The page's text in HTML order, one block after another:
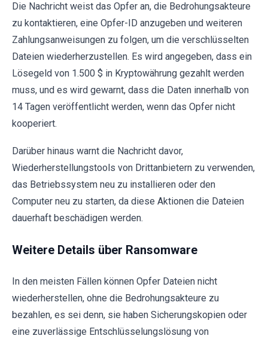
Die Nachricht weist das Opfer an, die Bedrohungsakteure
zu kontaktieren, eine Opfer-ID anzugeben und weiteren
Zahlungsanweisungen zu folgen, um die verschlüsselten
Dateien wiederherzustellen. Es wird angegeben, dass ein
Lösegeld von 1.500 $ in Kryptowährung gezahlt werden
muss, und es wird gewarnt, dass die Daten innerhalb von
14 Tagen veröffentlicht werden, wenn das Opfer nicht
kooperiert.
Darüber hinaus warnt die Nachricht davor,
Wiederherstellungstools von Drittanbietern zu verwenden,
das Betriebssystem neu zu installieren oder den
Computer neu zu starten, da diese Aktionen die Dateien
dauerhaft beschädigen werden.
Weitere Details über Ransomware
In den meisten Fällen können Opfer Dateien nicht
wiederherstellen, ohne die Bedrohungsakteure zu
bezahlen, es sei denn, sie haben Sicherungskopien oder
eine zuverlässige Entschlüsselungslösung von